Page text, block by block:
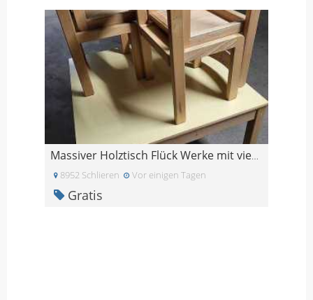
Massiver Holztisch Flück Werke mit vier Stühlen
8952 Schlieren Vor einigen Tagen
Gratis